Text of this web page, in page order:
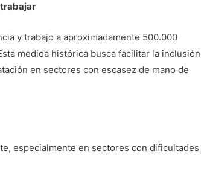
trabajar
y trabajo a aproximadamente 500.000
medida histórica busca facilitar la inclusión
en sectores con escasez de mano de
especialmente en sectores con dificultades